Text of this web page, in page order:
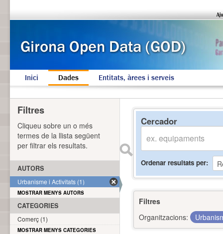
Inici Dades Entitats, àrees i serveis
Cercador
Ordenar resultats per
Filtres
Organitzacions:
Filtres
Cliqueu sobre un o més
termes de la llista següent
per filtrar els resultats.
AUTORS
Urbanisme i Activitats (1)
MOSTRAR MENYS AUTORS
CATEGORIES
Comerç (1)
MOSTRAR MENYS CATEGORIES